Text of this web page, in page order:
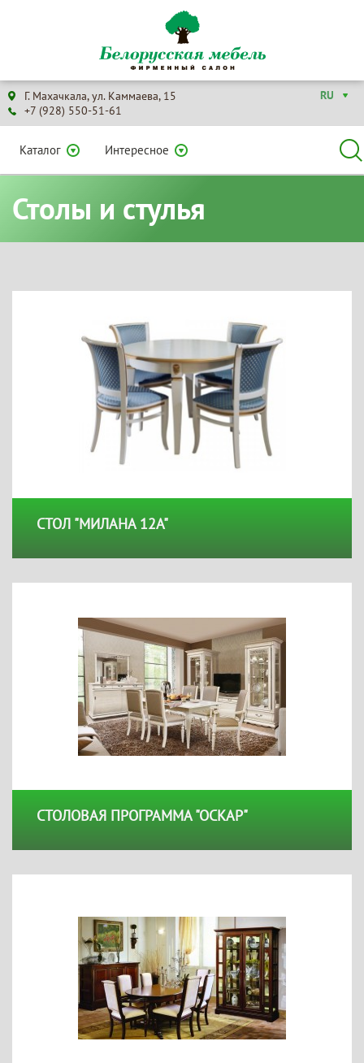
Г. Махачкала, ул. Каммаева, 15
+7 (928) 550-51-61
RU
Каталог Интересное
Столы и стулья
СТОЛ "МИЛАНА 12А"
СТОЛОВАЯ ПРОГРАММА "ОСКАР"